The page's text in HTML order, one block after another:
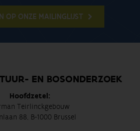
OP ONZE MAILINGLIJST
EN BOSONDERZOEK
Hoofdzetel:
Teirlinckgebouw
88, B-1000 Brussel